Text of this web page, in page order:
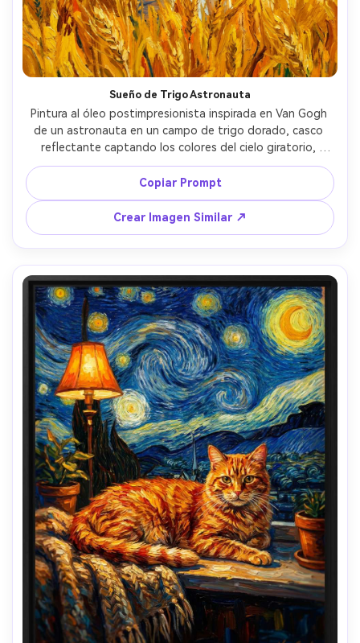
Sueño de Trigo Astronauta
Pintura al óleo postimpresionista inspirada en Van Gogh
de un astronauta en un campo de trigo dorado, casco
reflectante captando los colores del cielo giratorio,
formas dramáticas tipo ciprés al fondo, trigo pintado con
impasto grueso y pinceladas rítmicas, ambiente
surrealista pero pacífico, amarillos vivos contra azules
cobalto, composición central impactante, calidad de obra
maestra, lente 85mm, poca profundidad de campo, luz
cinematográfica suave --ar 4:5
Copiar Prompt
Crear Imagen Similar ↗